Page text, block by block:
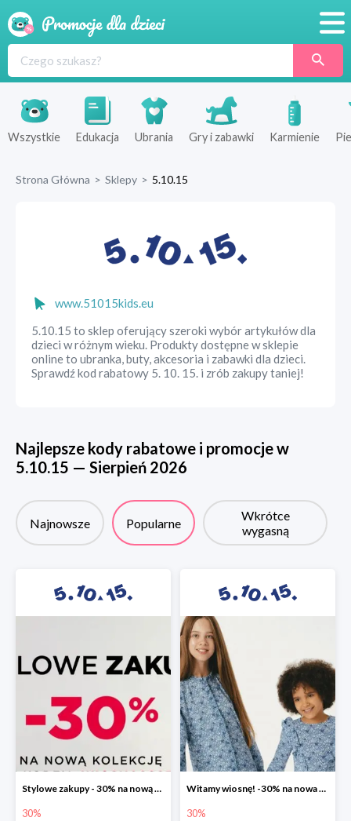
Produkty
Sklepy
Wszystkie Edukacja Ubrania Gry i zabawki Karmienie
Strona Główna > Sklepy > 5.10.15
www.51015kids.eu
5.10.15 to sklep oferujący szeroki wybór artykułów dla
dzieci w różnym wieku. Produkty dostępne w sklepie
online to ubranka, buty, akcesoria i zabawki dla dzieci.
Sprawdź kod rabatowy 5. 10. 15. i zrób zakupy taniej!
Najlepsze kody rabatowe i promocje w
5.10.15 — Sierpień 2026
Najnowsze Popularne
Wkrótce
wygasną
Stylowe zakupy - 30% na nową kolekcję
30%
Witamy wiosnę! -30% na nowa kolekcję
30%